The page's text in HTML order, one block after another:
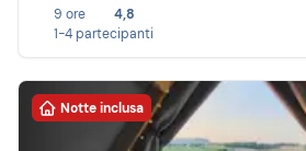
9 ore
4,8
1-4 partecipanti
Notte inclusa